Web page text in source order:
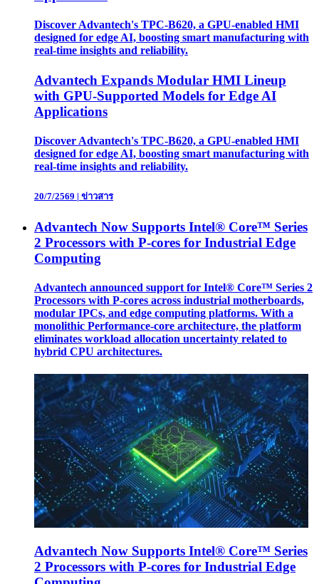
Discover Advantech's TPC-B620, a GPU-enabled HMI
designed for edge AI, boosting smart manufacturing with
real-time insights and reliability.
Advantech Expands Modular HMI Lineup
with GPU-Supported Models for Edge AI
Applications
Discover Advantech's TPC-B620, a GPU-enabled HMI
designed for edge AI, boosting smart manufacturing with
real-time insights and reliability.
20/7/2569 | ข่าวสาร
Advantech Now Supports Intel® Core™ Series
2 Processors with P-cores for Industrial Edge
Computing
Advantech announced support for Intel® Core™ Series 2
Processors with P-cores across industrial motherboards,
modular IPCs, and edge computing platforms. With a
monolithic Performance-core architecture, the platform
eliminates workload allocation uncertainty related to
hybrid CPU architectures.
Advantech Now Supports Intel® Core™ Series
2 Processors with P-cores for Industrial Edge